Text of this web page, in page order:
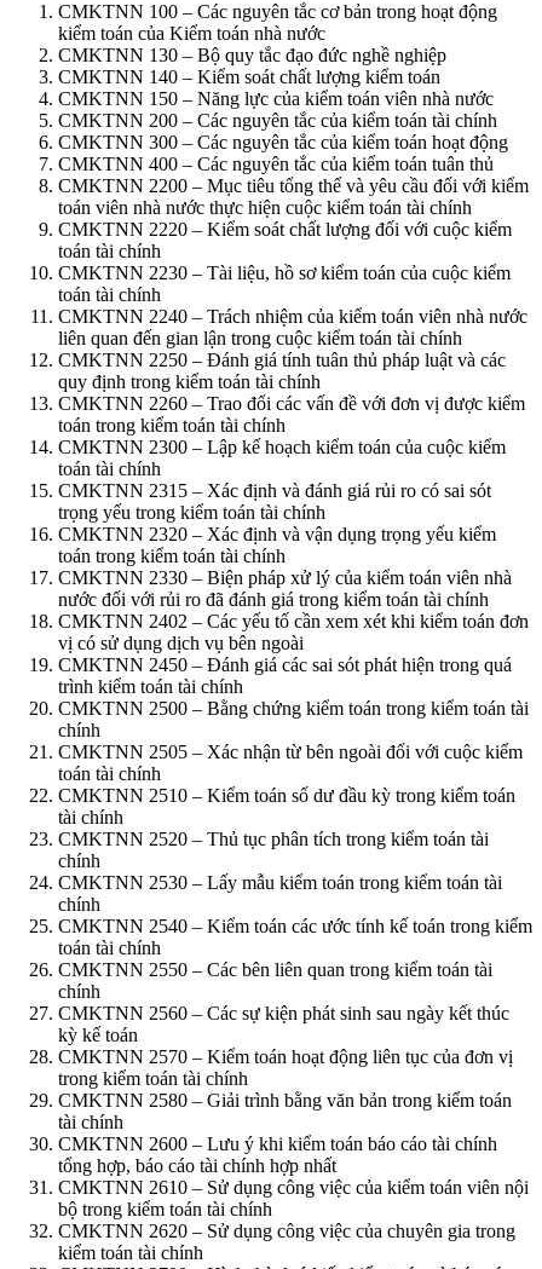
CMKTNN 100 – Các nguyên tắc cơ bản trong hoạt động
kiểm toán của Kiểm toán nhà nước
CMKTNN 130 – Bộ quy tắc đạo đức nghề nghiệp
CMKTNN 140 – Kiểm soát chất lượng kiểm toán
CMKTNN 150 – Năng lực của kiểm toán viên nhà nước
CMKTNN 200 – Các nguyên tắc của kiểm toán tài chính
CMKTNN 300 – Các nguyên tắc của kiểm toán hoạt động
CMKTNN 400 – Các nguyên tắc của kiểm toán tuân thủ
CMKTNN 2200 – Mục tiêu tổng thể và yêu cầu đối với kiểm
toán viên nhà nước thực hiện cuộc kiểm toán tài chính
CMKTNN 2220 – Kiểm soát chất lượng đối với cuộc kiểm
toán tài chính
CMKTNN 2230 – Tài liệu, hồ sơ kiểm toán của cuộc kiểm
toán tài chính
CMKTNN 2240 – Trách nhiệm của kiểm toán viên nhà nước
liên quan đến gian lận trong cuộc kiểm toán tài chính
CMKTNN 2250 – Đánh giá tính tuân thủ pháp luật và các
quy định trong kiểm toán tài chính
CMKTNN 2260 – Trao đổi các vấn đề với đơn vị được kiểm
toán trong kiểm toán tài chính
CMKTNN 2300 – Lập kế hoạch kiểm toán của cuộc kiểm
toán tài chính
CMKTNN 2315 – Xác định và đánh giá rủi ro có sai sót
trọng yếu trong kiểm toán tài chính
CMKTNN 2320 – Xác định và vận dụng trọng yếu kiểm
toán trong kiểm toán tài chính
CMKTNN 2330 – Biện pháp xử lý của kiểm toán viên nhà
nước đối với rủi ro đã đánh giá trong kiểm toán tài chính
CMKTNN 2402 – Các yếu tố cần xem xét khi kiểm toán đơn
vị có sử dụng dịch vụ bên ngoài
CMKTNN 2450 – Đánh giá các sai sót phát hiện trong quá
trình kiểm toán tài chính
CMKTNN 2500 – Bằng chứng kiểm toán trong kiểm toán tài
chính
CMKTNN 2505 – Xác nhận từ bên ngoài đối với cuộc kiểm
toán tài chính
CMKTNN 2510 – Kiểm toán số dư đầu kỳ trong kiểm toán
tài chính
CMKTNN 2520 – Thủ tục phân tích trong kiểm toán tài
chính
CMKTNN 2530 – Lấy mẫu kiểm toán trong kiểm toán tài
chính
CMKTNN 2540 – Kiểm toán các ước tính kế toán trong kiểm
toán tài chính
CMKTNN 2550 – Các bên liên quan trong kiểm toán tài
chính
CMKTNN 2560 – Các sự kiện phát sinh sau ngày kết thúc
kỳ kế toán
CMKTNN 2570 – Kiểm toán hoạt động liên tục của đơn vị
trong kiểm toán tài chính
CMKTNN 2580 – Giải trình bằng văn bản trong kiểm toán
tài chính
CMKTNN 2600 – Lưu ý khi kiểm toán báo cáo tài chính
tổng hợp, báo cáo tài chính hợp nhất
CMKTNN 2610 – Sử dụng công việc của kiểm toán viên nội
bộ trong kiểm toán tài chính
CMKTNN 2620 – Sử dụng công việc của chuyên gia trong
kiểm toán tài chính